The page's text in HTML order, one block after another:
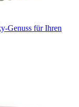
Genuss für Ihren